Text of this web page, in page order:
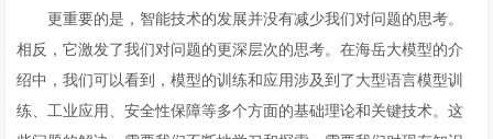
更重要的是，智能技术的发展并没有减少我们对问题的思考。
相反，它激发了我们对问题的更深层次的思考。在海岳大模型的介
绍中，我们可以看到，模型的训练和应用涉及到了大型语言模型训
练、工业应用、安全性保障等多个方面的基础理论和关键技术。这